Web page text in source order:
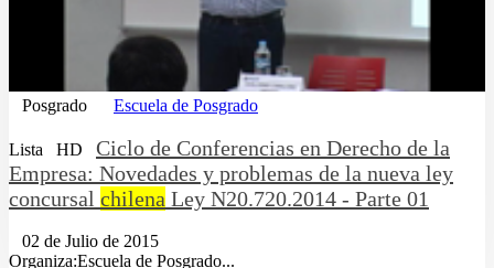
Posgrado Escuela de Posgrado
Lista HD
Ciclo de Conferencias en Derecho de la
Empresa: Novedades y problemas de la nueva ley
concursal chilena Ley N20.720.2014 - Parte 01
02 de Julio de 2015
Organiza:Escuela de Posgrado...